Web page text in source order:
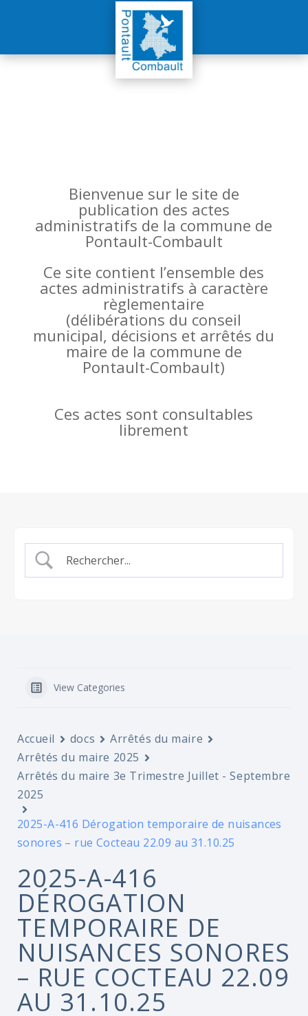
Bienvenue sur le site de
publication des actes
administratifs de la commune de
Pontault-Combault
Ce site contient l’ensemble des
actes administratifs à caractère
règlementaire
(délibérations du conseil
municipal, décisions et arrêtés du
maire de la commune de
Pontault-Combault)
Ces actes sont consultables
librement
View Categories
Accueil docs
Arrêtés du maire
Arrêtés du maire 2025
Arrêtés du maire 3e Trimestre Juillet - Septembre
2025
2025-A-416 Dérogation temporaire de nuisances
sonores – rue Cocteau 22.09 au 31.10.25
2025-A-416
DÉROGATION
TEMPORAIRE DE
NUISANCES SONORES
– RUE COCTEAU 22.09
AU 31.10.25